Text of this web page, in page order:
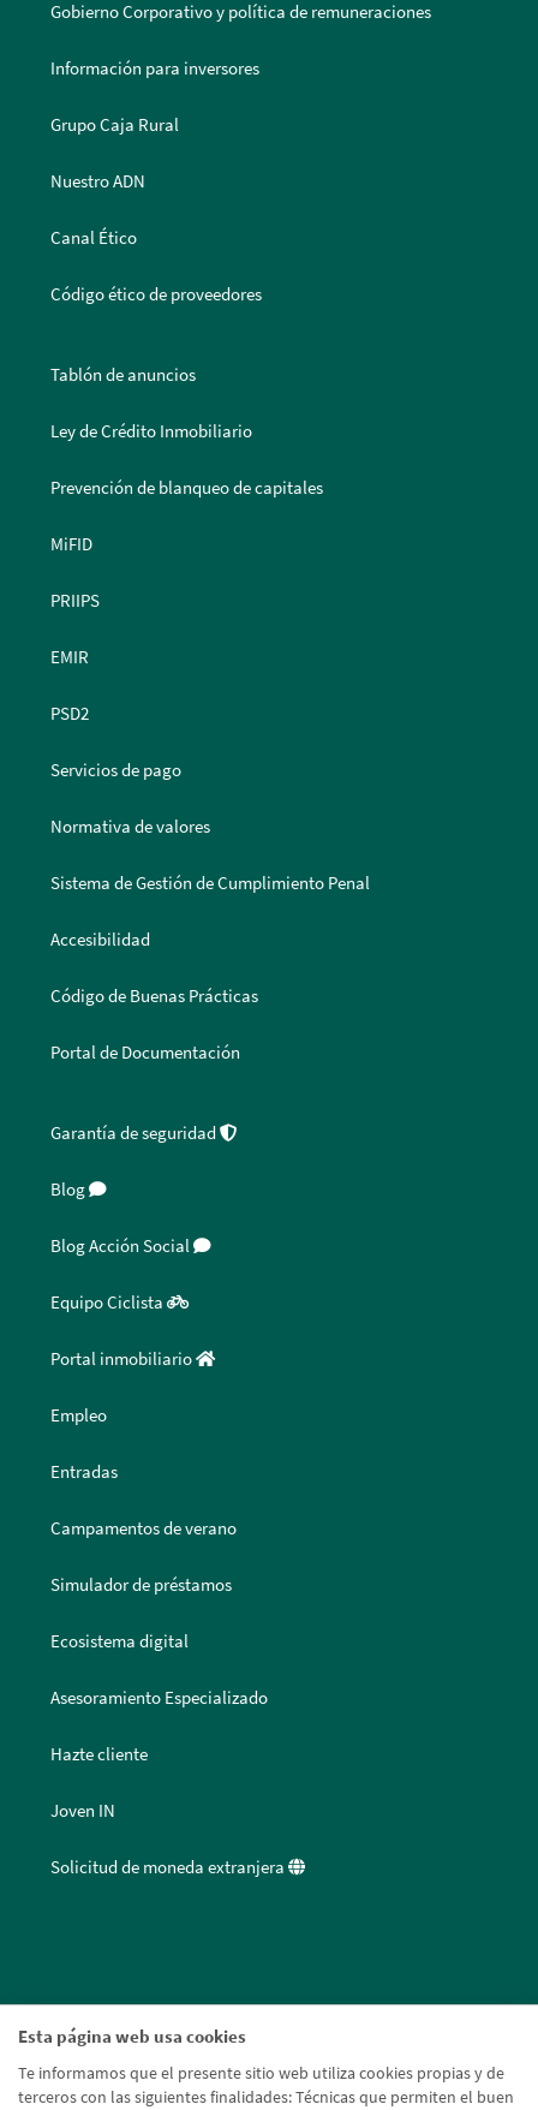
Esta página web usa cookies
Te informamos que el presente sitio web utiliza cookies propias y de
terceros con las siguientes finalidades: Técnicas que permiten el buen
Gobierno Corporativo y política de remuneraciones
Información para inversores
Grupo Caja Rural
Nuestro ADN
Canal Ético
Código ético de proveedores
Tablón de anuncios
Ley de Crédito Inmobiliario
Prevención de blanqueo de capitales
MiFID
PRIIPS
EMIR
PSD2
Servicios de pago
Normativa de valores
Sistema de Gestión de Cumplimiento Penal
Accesibilidad
Código de Buenas Prácticas
Portal de Documentación
Garantía de seguridad
Blog
Blog Acción Social
Equipo Ciclista
Portal inmobiliario
Empleo
Entradas
Campamentos de verano
Simulador de préstamos
Ecosistema digital
Asesoramiento Especializado
Hazte cliente
Joven IN
Solicitud de moneda extranjera